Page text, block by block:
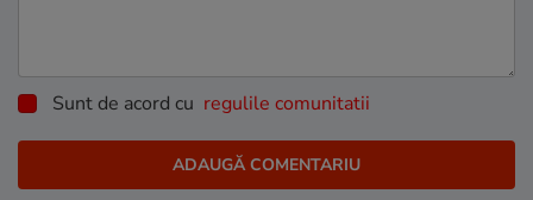
Sunt de acord cu regulile comunitatii